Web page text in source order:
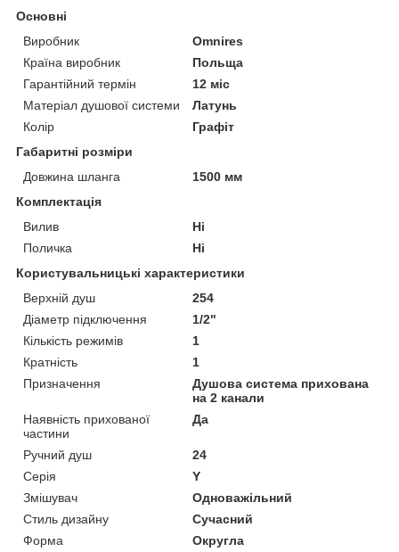
Основні
Виробник
Omnires
Країна виробник
Польща
Гарантійний термін
12 міс
Матеріал душової системи
Латунь
Колір
Графіт
Габаритні розміри
Довжина шланга
1500 мм
Комплектація
Вилив
Ні
Поличка
Ні
Користувальницькі характеристики
Верхній душ
254
Діаметр підключення
1/2"
Кількість режимів
1
Кратність
1
Призначення
Душова система прихована
на 2 канали
Наявність прихованої
частини
Да
Ручний душ
24
Серія
Y
Змішувач
Одноважільний
Стиль дизайну
Сучасний
Форма
Округла